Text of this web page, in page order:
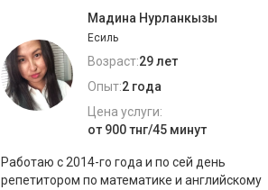
Мадина Нурланкызы
Есиль
Возраст:29 лет
Опыт:2 года
Цена услуги:
от 900 тнг/45 минут
Работаю с 2014-го года и по сей день
репетитором по математике и английскому